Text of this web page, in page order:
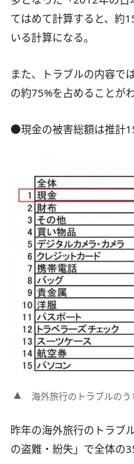
てはめて計算すると、約
いる計算になる。
また、トラブルの内容で
の約75%を占めることが
●現金の被害総額は推計
海外旅行のトラブルの
昨年の海外旅行のトラブ
の盗難・紛失」で全体の